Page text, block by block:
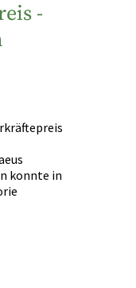
-
konnte in